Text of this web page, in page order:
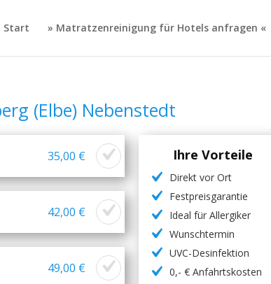
Start » Matratzenreinigung für Hotels anfragen «
(Elbe) Nebenstedt
35,00 €
42,00 €
49,00 €
Ihre Vorteile
Direkt vor Ort
Festpreisgarantie
Ideal für Allergiker
Wunschtermin
UVC-Desinfektion
0,- € Anfahrtskosten